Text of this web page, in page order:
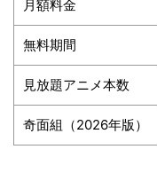
月額料金
無料期間
見放題アニメ本数
奇面組（2026年版）